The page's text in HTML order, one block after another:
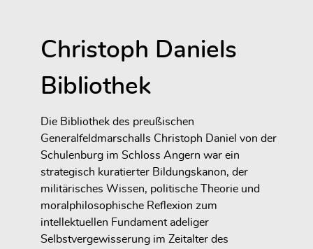
Christoph Daniels
Bibliothek
Die Bibliothek des preußischen
Generalfeldmarschalls Christoph Daniel von der
Schulenburg im Schloss Angern war ein
strategisch kuratierter Bildungskanon, der
militärisches Wissen, politische Theorie und
moralphilosophische Reflexion zum
intellektuellen Fundament adeliger
Selbstvergewisserung im Zeitalter des